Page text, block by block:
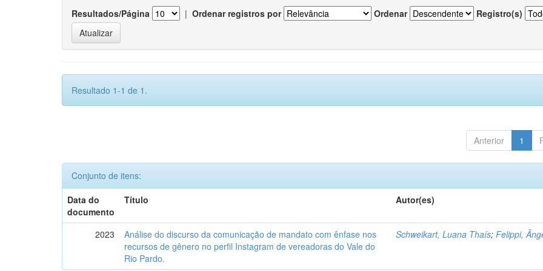
Resultados/Página | Ordenar registros por Ordenar Registro(s)
Resultado 1-1 de 1.
Anterior 1
Conjunto de itens:
Data do
documento
Título Autor(es)
2023
Análise do discurso da comunicação de mandato com ênfase nos
recursos de gênero no perfil Instagram de vereadoras do Vale do
Rio Pardo.
Schweikart, Luana Thaís;Felippi,